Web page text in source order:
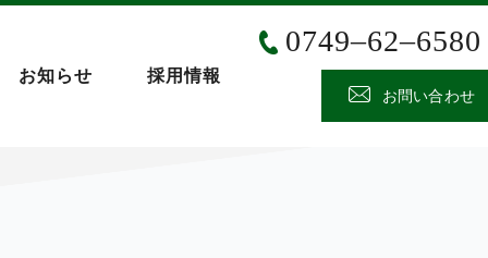
お知らせ 採用情報
0749‒62‒6580
お問い合わせ